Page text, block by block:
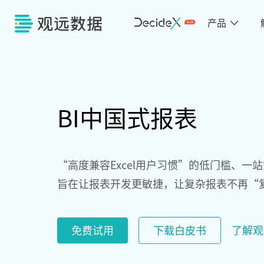
产品
BI中国式报表
“高度兼容Excel用户习惯”的低门槛、一
旨在让报表开发更敏捷，让复杂报表不再
免费试用 下载白皮书 了解